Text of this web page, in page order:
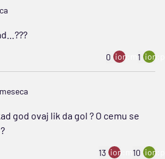
0 ion:minus
1
god ovaj lik da gol ? O cemu se
13 ion:minus
10